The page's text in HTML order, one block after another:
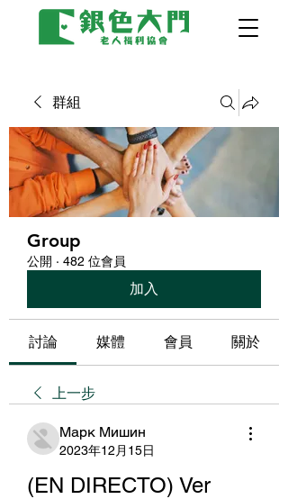
群組
Group
公開 · 482 位會員
加入
討論 媒體 會員 關於
上一步
Марк Мишин
2023年12月15日
(EN DIRECTO) Ver